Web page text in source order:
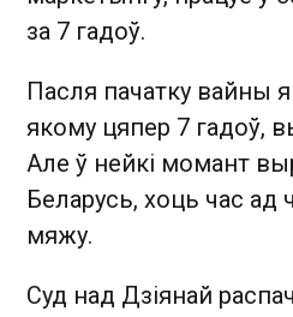
за 7 гадоў.
Пасля пачатку вайны
якому цяпер 7 гадоў,
Але ў нейкі момант
Беларусь, хоць час ад
мяжу.
Суд над Дзіянай